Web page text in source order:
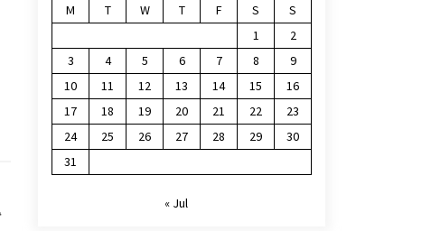
M
T W T F S
S
1
2
3
4 5 6 7 8
9
10
11 12 13 14 15
16
17
18 19 20 21 22
23
24
25 26 27 28 29
30
31
« Jul